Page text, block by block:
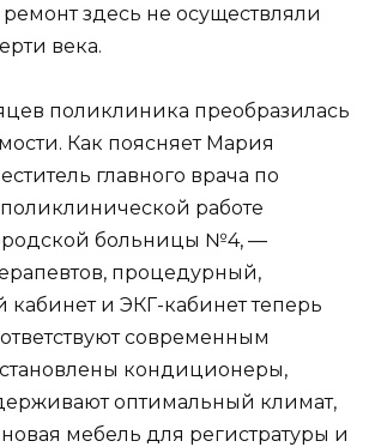
здесь не осуществляли
века.
поликлиника преобразилась
Как поясняет Мария
главного врача по
работе
больницы №4, —
процедурный,
и ЭКГ-кабинет теперь
современным
кондиционеры,
оптимальный климат,
мебель для регистратуры и